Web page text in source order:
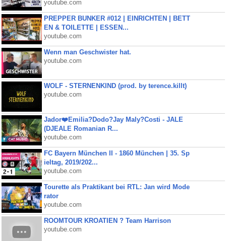
youtube.com
PREPPER BUNKER #012 | EINRICHTEN | BETT
EN & TOILETTE | ESSEN...
youtube.com
Wenn man Geschwister hat.
youtube.com
WOLF - STERNENKIND (prod. by terence.killt)
youtube.com
Jador❤️Emilia?Dodo?Jay Maly?Costi - JALE
(DJEALE Romanian R...
youtube.com
FC Bayern München II - 1860 München | 35. Sp
ieltag, 2019/202...
youtube.com
Tourette als Praktikant bei RTL: Jan wird Mode
rator
youtube.com
ROOMTOUR KROATIEN ? Team Harrison
youtube.com